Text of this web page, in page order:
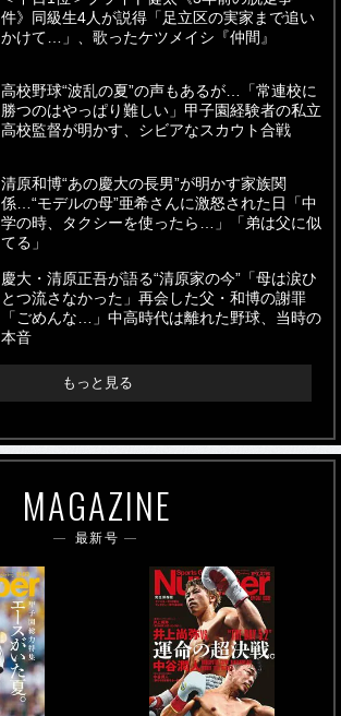
件》同級生4人が説得「足立区の実家まで追い
かけて…」、歌ったケツメイシ『仲間』
高校野球“波乱の夏”の声もあるが…「常連校に
勝つのはやっぱり難しい」甲子園経験者の私立
高校監督が明かす、シビアなスカウト合戦
清原和博“あの慶大の長男”が明かす家族関
係…“モデルの母”亜希さんに激怒された日「中
学の時、タクシーを使ったら…」「弟は父に似
てる」
慶大・清原正吾が語る“清原家の今”「母は涙ひ
とつ流さなかった」再会した父・和博の謝罪
「ごめんな…」中高時代は離れた野球、当時の
本音
もっと見る
MAGAZINE
最新号